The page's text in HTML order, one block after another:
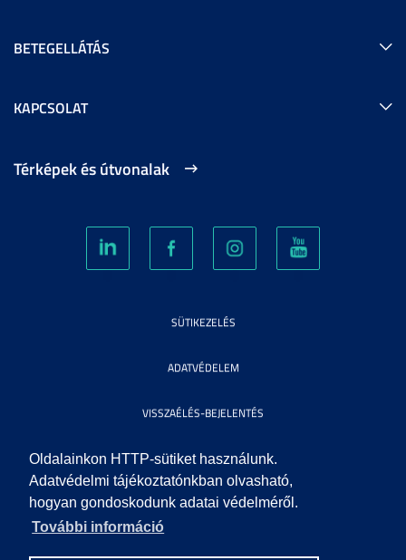
Oldalainkon HTTP-sütiket használunk.
Adatvédelmi tájékoztatónkban olvasható,
hogyan gondoskodunk adatai védelméről.
További információ
BETEGELLÁTÁS
KAPCSOLAT
Térképek és útvonalak
SÜTIKEZELÉS
ADATVÉDELEM
VISSZAÉLÉS-BEJELENTÉS
KÖZÉRDEKŰ ADATOK
IMPRESSZUM